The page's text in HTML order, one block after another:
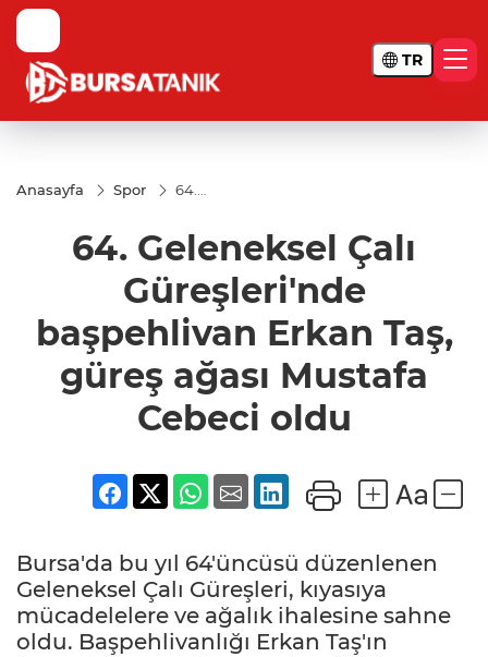
TR
Anasayfa Spor
64.
Güreşleri'nde
başpehlivan
Erkan Taş,
güreş ağası
Mustafa
Cebeci oldu
64. Geleneksel Çalı
Güreşleri'nde
başpehlivan Erkan Taş,
güreş ağası Mustafa
Cebeci oldu
Bursa'da bu yıl 64'üncüsü düzenlenen
Geleneksel Çalı Güreşleri, kıyasıya
mücadelelere ve ağalık ihalesine sahne
oldu. Başpehlivanlığı Erkan Taş'ın